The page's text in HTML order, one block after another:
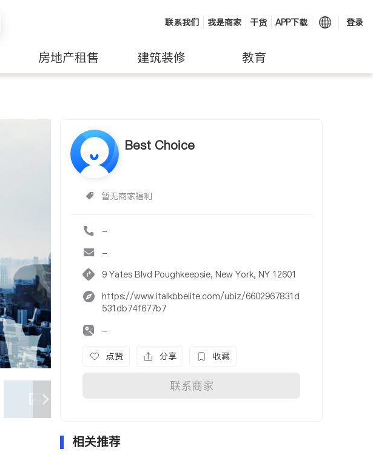
联系我们 我是商家 干货 APP下载 登录
房地产租售 建筑装修 教育
Best Choice
暂无商家福利
-
-
9 Yates Blvd Poughkeepsie, New York, NY 12601
https://www.italkbbelite.com/ubiz/6602967831d
531db74f677b7
-
点赞 分享 收藏
联系商家
相关推荐